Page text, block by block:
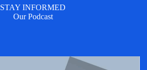
STAY INFORMED
Our Podcast